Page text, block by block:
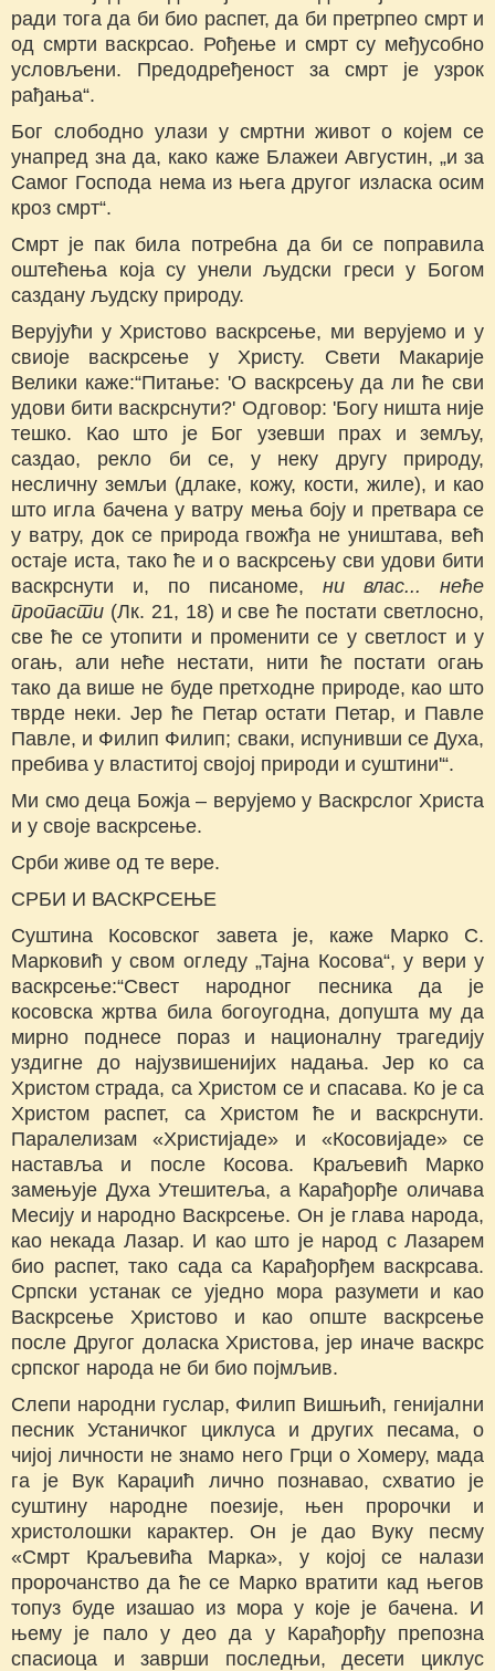
ради тога да би био распет, да би претрпео смрт и
од смрти васкрсао. Рођење и смрт су међусобно
условљени. Предодређеност за смрт је узрок
рађања“.
Бог слободно улази у смртни живот о којем се
унапред зна да, како каже Блажеи Августин, „и за
Самог Господа нема из њега другог изласка осим
кроз смрт“.
Смрт је пак била потребна да би се поправила
оштећења која су унели људски греси у Богом
саздану људску природу.
Верујући у Христово васкрсење, ми верујемо и у
свиоје васкрсење у Христу. Свети Макарије
Велики каже:“Питање: 'О васкрсењу да ли ће сви
удови бити васкрснути?' Одговор: 'Богу ништа није
тешко. Као што је Бог узевши прах и земљу,
саздао, рекло би се, у неку другу природу,
несличну земљи (длаке, кожу, кости, жиле), и као
што игла бачена у ватру мења боју и претвара се
у ватру, док се природа гвожђа не уништава, већ
остаје иста, тако ће и о васкрсењу сви удови бити
васкрснути и, по писаноме, ни влас... неће
пропасти (Лк. 21, 18) и све ће постати светлосно,
све ће се утопити и променити се у светлост и у
огањ, али неће нестати, нити ће постати огањ
тако да више не буде претходне природе, као што
тврде неки. Јер ће Петар остати Петар, и Павле
Павле, и Филип Филип; сваки, испунивши се Духа,
пребива у властитој својој природи и суштини'“.
Ми смо деца Божја – верујемо у Васкрслог Христа
и у своје васкрсење.
Срби живе од те вере.
СРБИ И ВАСКРСЕЊЕ
Суштина Косовског завета је, каже Марко С.
Марковић у свом огледу „Тајна Косова“, у вери у
васкрсење:“Свест народног песника да је
косовска жртва била богоугодна, допушта му да
мирно поднесе пораз и националну трагедију
уздигне до најузвишенијих надања. Јер ко са
Христом страда, са Христом се и спасава. Ко је са
Христом распет, са Христом ће и васкрснути.
Паралелизам «Христијаде» и «Косовијаде» се
наставља и после Косова. Краљевић Марко
замењује Духа Утешитеља, а Карађорђе оличава
Месију и народно Васкрсење. Он је глава народа,
као некада Лазар. И као што је народ с Лазарем
био распет, тако сада са Карађорђем васкрсава.
Српски устанак се уједно мора разумети и као
Васкрсење Христово и као опште васкрсење
после Другог доласка Христова, јер иначе васкрс
српског народа не би био појмљив.
Слепи народни гуслар, Филип Вишњић, генијални
песник Устаничког циклуса и других песама, о
чијој личности не знамо него Грци o Хомеру, мада
га је Вук Караџић лично познавао, схватио је
суштину народне поезије, њен пророчки и
христолошки карактер. Он је дао Вуку песму
«Смрт Краљевића Марка», у којој се налази
пророчанство да ће се Марко вратити кад његов
топуз буде изашао из мора у које је бачена. И
њему је пало у део да у Карађорђу препозна
спасиоца и заврши последњи, десети циклус